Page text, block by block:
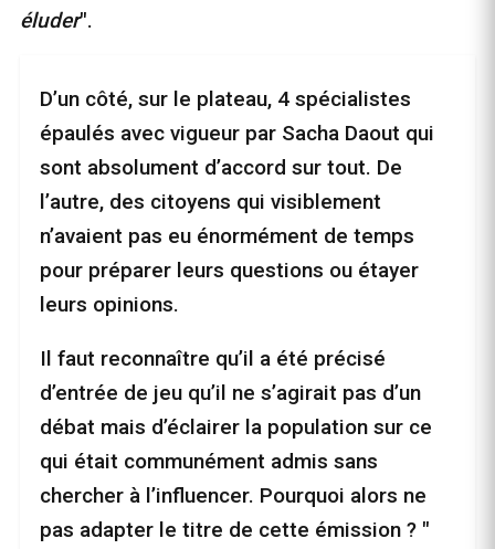
éluder".
D’un côté, sur le plateau, 4 spécialistes
épaulés avec vigueur par Sacha Daout qui
sont absolument d’accord sur tout. De
l’autre, des citoyens qui visiblement
n’avaient pas eu énormément de temps
pour préparer leurs questions ou étayer
leurs opinions.
Il faut reconnaître qu’il a été précisé
d’entrée de jeu qu’il ne s’agirait pas d’un
débat mais d’éclairer la population sur ce
qui était communément admis sans
chercher à l’influencer. Pourquoi alors ne
pas adapter le titre de cette émission ? "